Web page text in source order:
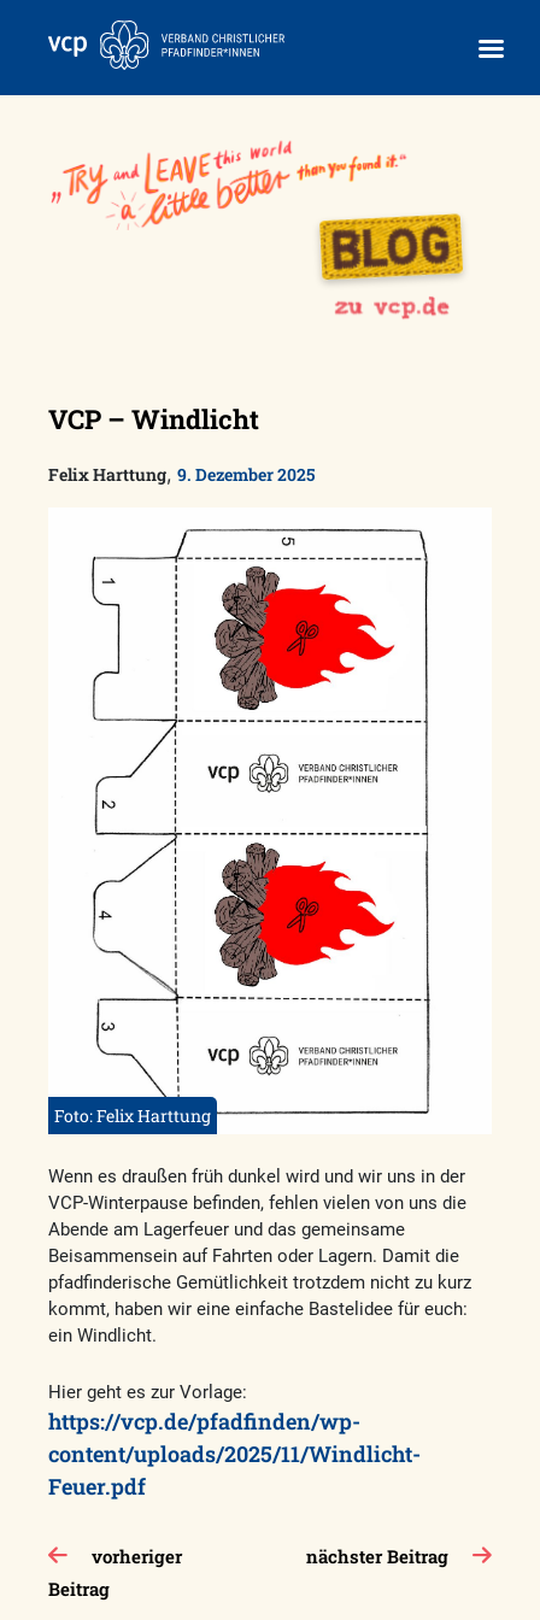
VCP – Windlicht
Felix Harttung, 9. Dezember 2025
Foto: Felix Harttung
Wenn es draußen früh dunkel wird und wir uns in der
VCP-Winterpause befinden, fehlen vielen von uns die
Abende am Lagerfeuer und das gemeinsame
Beisammensein auf Fahrten oder Lagern. Damit die
pfadfinderische Gemütlichkeit trotzdem nicht zu kurz
kommt, haben wir eine einfache Bastelidee für euch:
ein Windlicht.
Hier geht es zur Vorlage:
https://vcp.de/pfadfinden/wp-
content/uploads/2025/11/Windlicht-
Feuer.pdf
Beitragsnavigation
vorheriger
Beitrag
nächster Beitrag